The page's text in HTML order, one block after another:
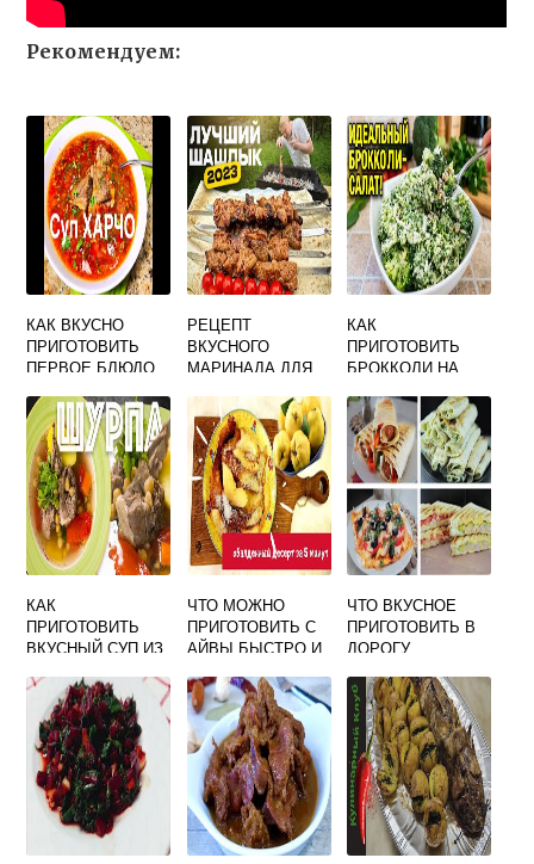
Рекомендуем:
КАК ВКУСНО
ПРИГОТОВИТЬ
ПЕРВОЕ БЛЮДО
РЕЦЕПТ
ВКУСНОГО
МАРИНАДА ДЛЯ
КАК
ПРИГОТОВИТЬ
БРОККОЛИ НА
ВКУСНО
ПОШАГОВЫЙ
РЕЦЕПТ
КАК
ПРИГОТОВИТЬ
ВКУСНЫЙ СУП ИЗ
ЧТО МОЖНО
ПРИГОТОВИТЬ С
АЙВЫ БЫСТРО И
ЧТО ВКУСНОЕ
ПРИГОТОВИТЬ В
ДОРОГУ